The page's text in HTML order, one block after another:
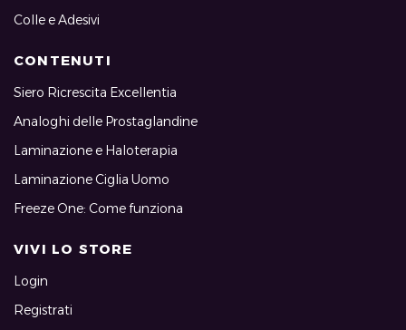
Colle e Adesivi
CONTENUTI
Siero Ricrescita Excellentia
Analoghi delle Prostaglandine
Laminazione e Haloterapia
Laminazione Ciglia Uomo
Freeze One: Come funziona
VIVI LO STORE
Login
Registrati